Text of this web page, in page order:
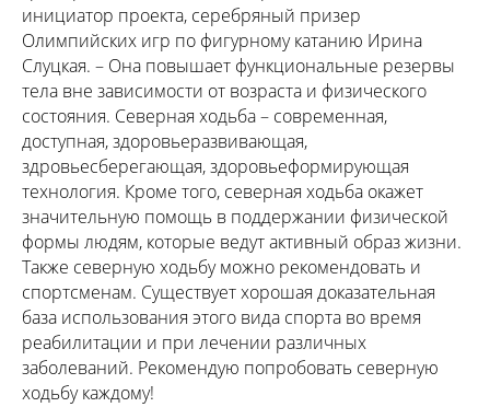
инициатор проекта, серебряный призер
Олимпийских игр по фигурному катанию Ирина
Слуцкая. – Она повышает функциональные резервы
тела вне зависимости от возраста и физического
состояния. Северная ходьба – современная,
доступная, здоровьеразвивающая,
здровьесберегающая, здоровьеформирующая
технология. Кроме того, северная ходьба окажет
значительную помощь в поддержании физической
формы людям, которые ведут активный образ жизни.
Также северную ходьбу можно рекомендовать и
спортсменам. Существует хорошая доказательная
база использования этого вида спорта во время
реабилитации и при лечении различных
заболеваний. Рекомендую попробовать северную
ходьбу каждому!